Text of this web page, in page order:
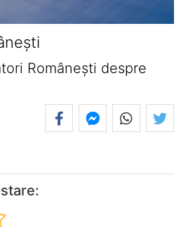
Româneşti despre